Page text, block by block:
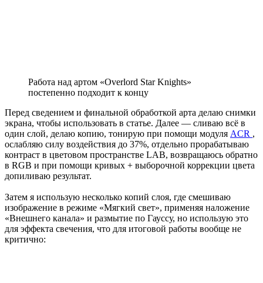
Работа над артом «Overlord Star Knights»
постепенно подходит к концу
Перед сведением и финальной обработкой арта делаю снимки
экрана, чтобы использовать в статье. Далее — сливаю всё в
один слой, делаю копию, тонирую при помощи модуля ACR ,
ослабляю силу воздействия до 37%, отдельно прорабатываю
контраст в цветовом пространстве LAB, возвращаюсь обратно
в RGB и при помощи кривых + выборочной коррекции цвета
допиливаю результат.
Затем я использую несколько копий слоя, где смешиваю
изображение в режиме «Мягкий свет», применяя наложение
«Внешнего канала» и размытие по Гауссу, но использую это
для эффекта свечения, что для итоговой работы вообще не
критично: